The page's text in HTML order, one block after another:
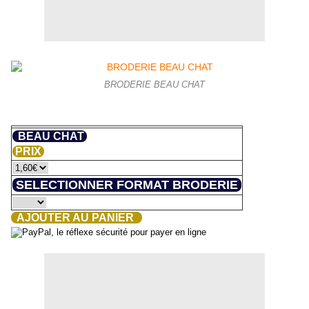
BRODERIE BEAU CHAT
BEAU CHAT
PRIX
SELECTIONNER FORMAT BRODERIE
AJOUTER AU PANIER